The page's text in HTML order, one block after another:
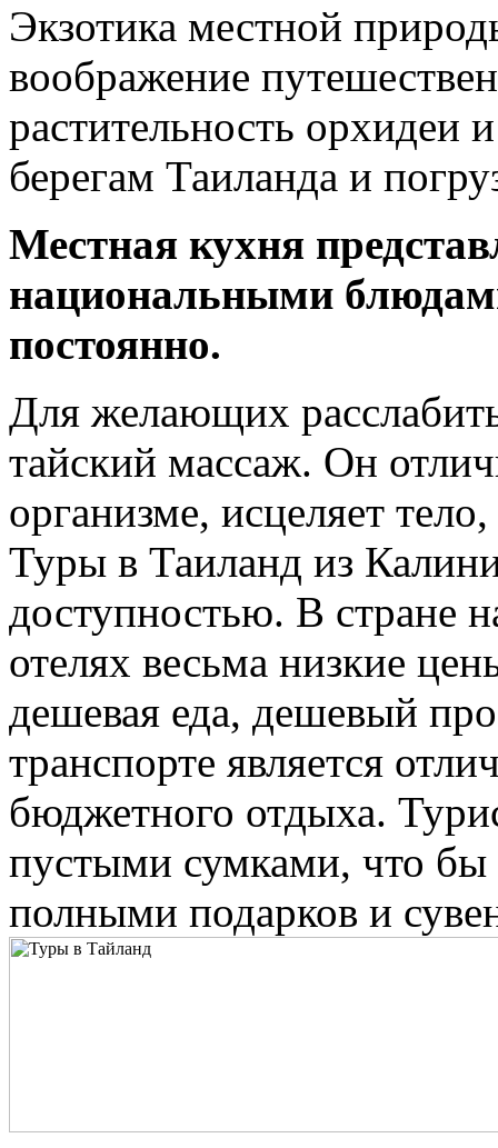
Экзотика местной
воображение
растительность орхидеи
берегам Таиланда и
Местная кухня
национальными
постоянно.
Для желающих
тайский массаж. Он
организме, исцеляет
Туры в Таиланд из
доступностью. В стране
отелях весьма низкие
дешевая еда, дешевый
транспорте является
бюджетного отдыха.
пустыми сумками, что бы
полными подарков и